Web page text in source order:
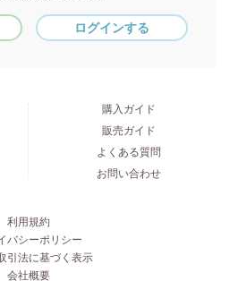
ログインする
購入ガイド
販売ガイド
よくある質問
お問い合わせ
利用規約
バシーポリシー
引法に基づく表示
会社概要